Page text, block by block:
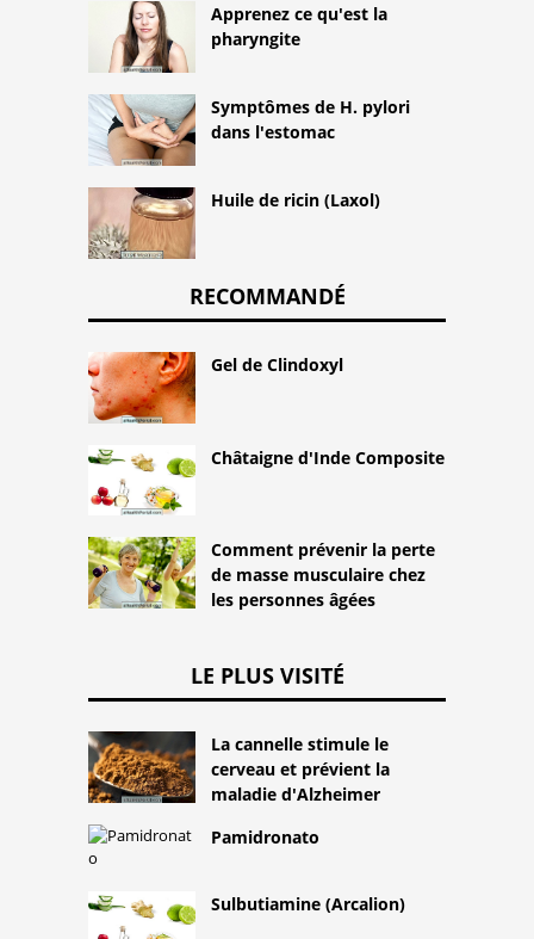
Apprenez ce qu'est la
pharyngite
Symptômes de H. pylori
dans l'estomac
Huile de ricin (Laxol)
RECOMMANDÉ
Gel de Clindoxyl
Châtaigne d'Inde Composite
Comment prévenir la perte
de masse musculaire chez
les personnes âgées
LE PLUS VISITÉ
La cannelle stimule le
cerveau et prévient la
maladie d'Alzheimer
Pamidronato
Sulbutiamine (Arcalion)